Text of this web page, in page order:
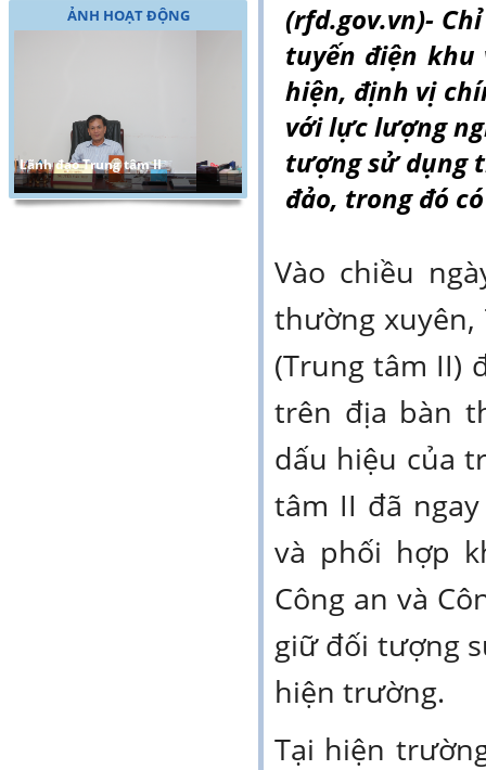
ẢNH HOẠT ĐỘNG
Lãnh đạo Trung tâm II
(rfd.gov.vn)-
tuyến điện khu
hiện, định vị
với lực lượng
tượng sử dụng
đảo, trong đó
Vào chiều
thường xuyên,
(Trung tâm II)
trên địa bàn
dấu hiệu của
tâm II đã
và phối hợp
Công an và
giữ đối tượng
hiện trường.
Tại hiện